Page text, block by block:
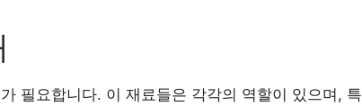
필요합니다. 이 재료들은 각각의 역할이 있으며, 특